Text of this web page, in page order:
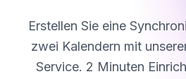
Erstellen Sie eine
zwei Kalendern mit
Service. 2 Minuten